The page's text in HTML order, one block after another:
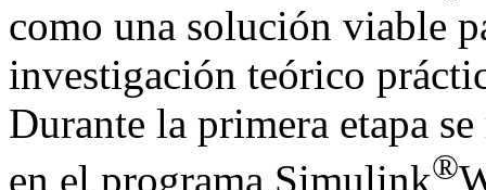
como una solución viable
investigación teórico
Durante la primera etapa
en el programa Simulink®